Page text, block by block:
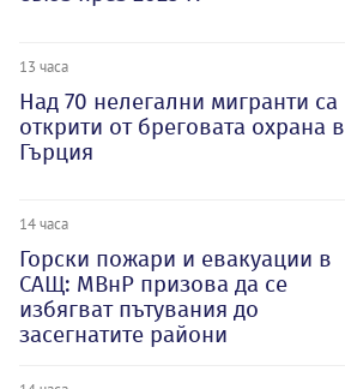
13 часа
Над 70 нелегални мигранти са
открити от бреговата охрана в
Гърция
14 часа
Горски пожари и евакуации в
САЩ: МВнР призова да се
избягват пътувания до
засегнатите райони